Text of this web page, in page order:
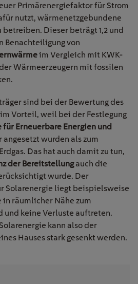
Primärenergiefaktor für Strom
nutzt, wärmenetzgebundene
betreiben. Dieser beträgt 1,2 und
Benachteiligung von
im Vergleich mit KWK-
Wärmeerzeugern mit fossilen
sind bei der Bewertung des
Vorteil, weil bei der Festlegung
für Erneuerbare Energien und
wurden als zum
Das hat auch damit zu tun,
der Bereitstellungauch die
wurde. Der
Solarenergie liegt beispielsweise
in räumlicher Nähe zum
und keine Verluste auftreten.
kann also der
Hauses stark gesenkt werden.